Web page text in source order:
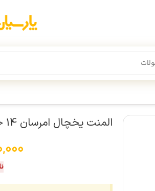
به‌دلیل انجام عملیات انبارگردانی، فروش سایت تا 18 مرداد
المنت یخچال امرسان 14 خط